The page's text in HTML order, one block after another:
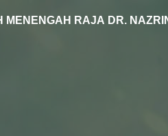
RAJA DR.